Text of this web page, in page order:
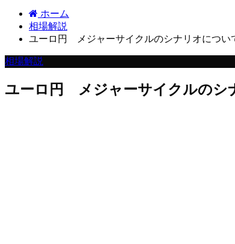
ホーム
相場解説
ユーロ円 メジャーサイクルのシナリオについ
相場解説
ユーロ円 メジャーサイクルのシ